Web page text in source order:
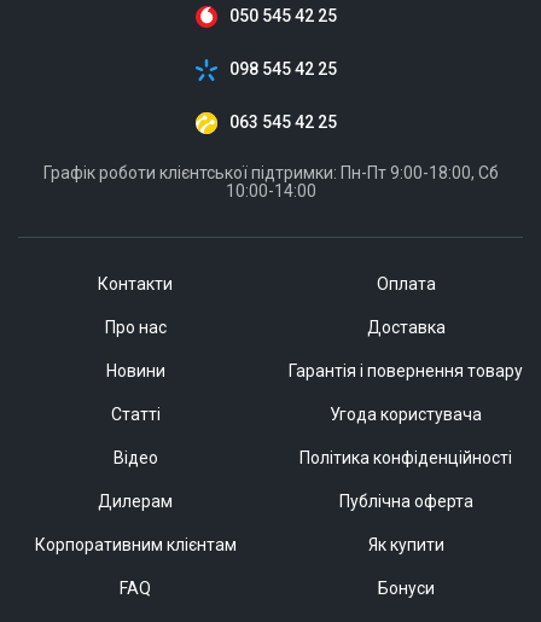
Контакти
Про нас
Новини
Статті
Відео
Дилерам
Корпоративним клієнтам
FAQ
Оплата
Доставка
Гарантія і повернення товару
Угода користувача
Політика конфіденційності
Публічна оферта
Як купити
Бонуси
050 545 42 25
098 545 42 25
063 545 42 25
Графік роботи клієнтської підтримки: Пн-Пт 9:00-18:00, Сб
10:00-14:00